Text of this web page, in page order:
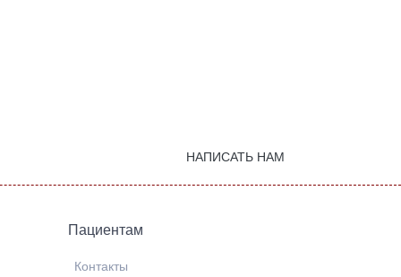
НАПИСАТЬ НАМ
Пациентам
Контакты